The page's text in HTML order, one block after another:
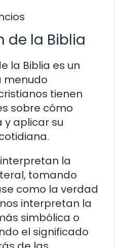
de la Biblia
la Biblia es un
menudo
tienen
sobre cómo
y aplicar su
la
tomando
como la verdad
interpretan la
simbólica o
el significado